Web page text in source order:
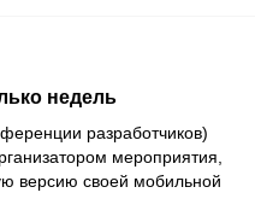
недель
разработчиков)
мероприятия,
версию своей мобильной